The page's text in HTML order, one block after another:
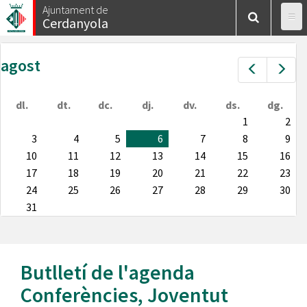
Vés
al
contingut
Ajuntament de
Cerdanyola
Prev
agost
dl. dt. dc. dj. dv. ds.
dg.
1
2
3
4 5 6 7 8
9
10
11 12 13 14 15
16
17
18 19 20 21 22
23
24
25 26 27 28 29
30
31
Butlletí de l'agenda
Conferències, Joventut